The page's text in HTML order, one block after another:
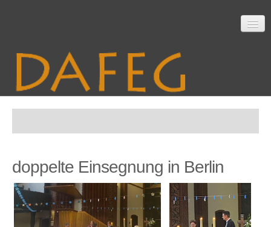
Mitarbeit
Material
doppelte Einsegnung in Berlin